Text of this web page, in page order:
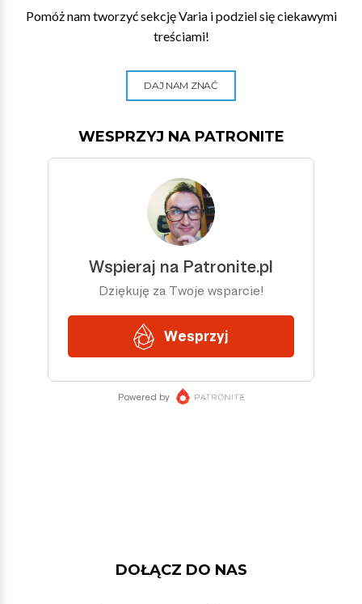
Pomóż nam tworzyć sekcję Varia i podziel się ciekawymi
treściami!
DAJ NAM ZNAĆ
WESPRZYJ NA PATRONITE
DOŁĄCZ DO NAS